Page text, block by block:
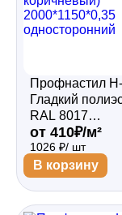
Профнастил
Гладкий
RAL 8017
(Шоколадно-
коричневый)
2000*1150*0,35
односторонний
от 410₽/м²
1026 ₽/ шт
В корзину